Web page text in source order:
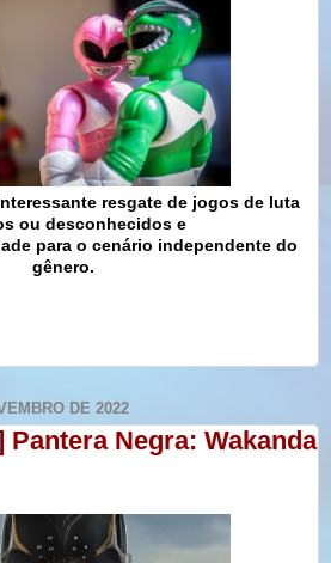
resgate de jogos de luta
ou desconhecidos e
para o cenário independente do
gênero.
DE 2022
Pantera Negra: Wakanda